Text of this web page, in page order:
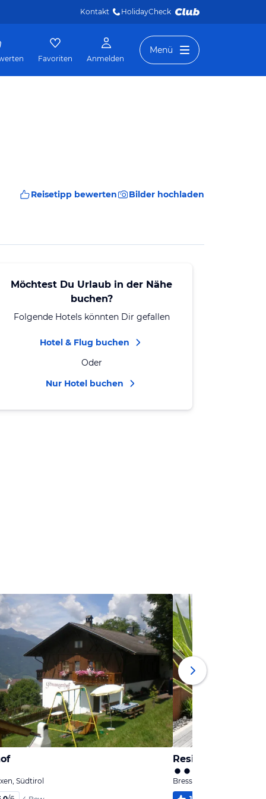
Kontakt HolidayCheck
Favoriten Anmelden
Menü
Reisetipp bewerten Bilder hochladen
Möchtest Du Urlaub in der Nähe
buchen?
Folgende Hotels könnten Dir gefallen
Hotel & Flug buchen
Oder
Nur Hotel buchen
Südtirol
Residence
Bressanone / Brixen,